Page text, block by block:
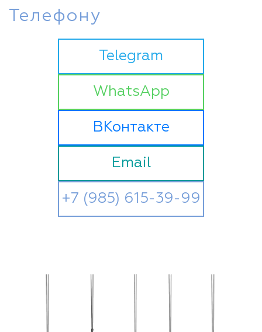
Телефону
Telegram
WhatsApp
ВКонтакте
Email
+7 (985) 615-39-99